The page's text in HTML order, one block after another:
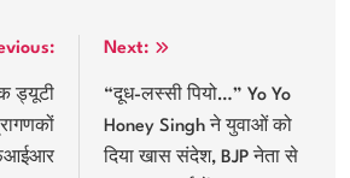
ड्यूटी
Next:
“दूध-लस्सी पियो…” Yo Yo
Honey Singh ने युवाओं को
दिया खास संदेश, BJP नेता से